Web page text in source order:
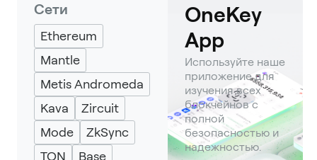
Сети
Ethereum
Mantle
Metis Andromeda
Kava
Zircuit
Mode
ZkSync
TON
Base
OneKey
App
Используйте наше
приложение для
изучения всех
блокчейнов с
полной
безопасностью и
надежностью.